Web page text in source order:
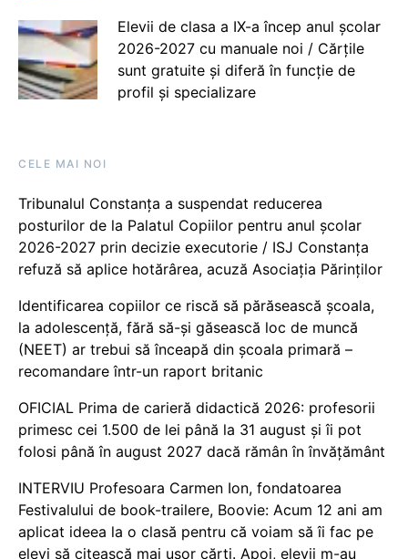
Elevii de clasa a IX-a încep anul școlar
2026-2027 cu manuale noi / Cărțile
sunt gratuite și diferă în funcție de
profil și specializare
CELE MAI NOI
Tribunalul Constanța a suspendat reducerea
posturilor de la Palatul Copiilor pentru anul școlar
2026-2027 prin decizie executorie / ISJ Constanța
refuză să aplice hotărârea, acuză Asociația Părinților
Identificarea copiilor ce riscă să părăsească școala,
la adolescență, fără să-și găsească loc de muncă
(NEET) ar trebui să înceapă din școala primară –
recomandare într-un raport britanic
OFICIAL Prima de carieră didactică 2026: profesorii
primesc cei 1.500 de lei până la 31 august și îi pot
folosi până în august 2027 dacă rămân în învățământ
INTERVIU Profesoara Carmen Ion, fondatoarea
Festivalului de book-trailere, Boovie: Acum 12 ani am
aplicat ideea la o clasă pentru că voiam să îi fac pe
elevi să citească mai ușor cărți. Apoi, elevii m-au